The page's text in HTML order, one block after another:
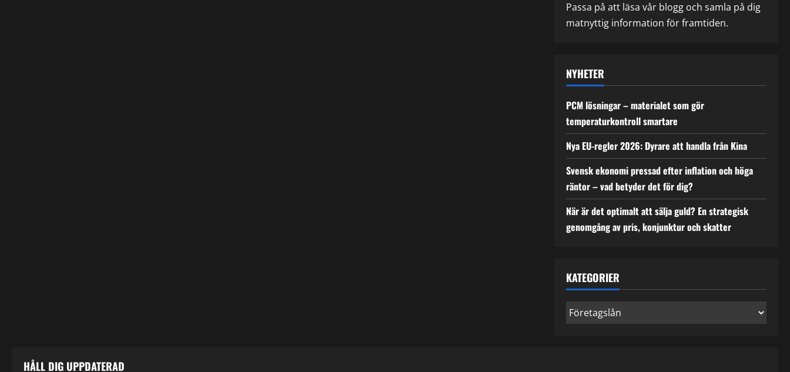
Passa på att läsa vår blogg och samla på dig
matnyttig information för framtiden.
NYHETER
PCM lösningar – materialet som gör
temperaturkontroll smartare
Nya EU-regler 2026: Dyrare att handla från Kina
Svensk ekonomi pressad efter inflation och höga
räntor – vad betyder det för dig?
När är det optimalt att sälja guld? En strategisk
genomgång av pris, konjunktur och skatter
KATEGORIER
Kategorier
HÅLL DIG UPPDATERAD